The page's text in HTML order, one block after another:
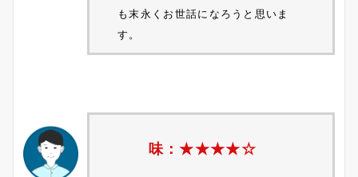
も末永くお世話になろうと思いま
す。
味：★★★★☆